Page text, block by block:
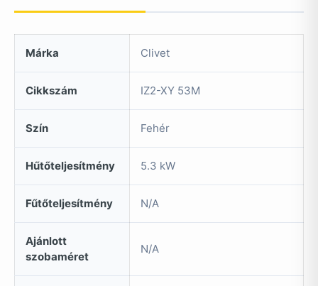
Márka Clivet
Cikkszám IZ2-XY 53M
Szín Fehér
Hűtőteljesítmény 5.3 kW
Fűtőteljesítmény N/A
Ajánlott
szobaméret
N/A